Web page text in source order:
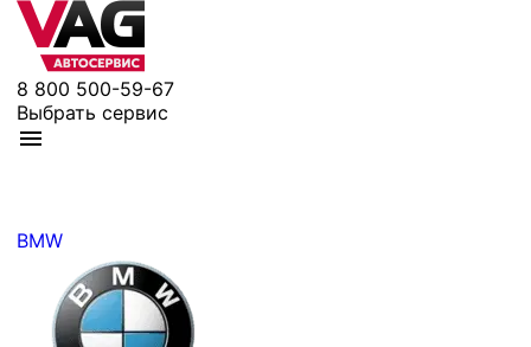
8 800 500-59-67
Выбрать сервис
BMW